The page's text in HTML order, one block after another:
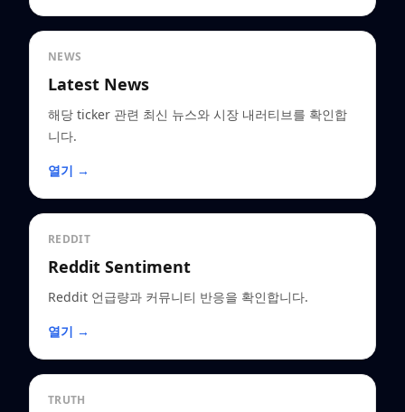
NEWS
Latest News
해당 ticker 관련 최신 뉴스와 시장 내러티브를 확인합
니다.
열기 →
REDDIT
Reddit Sentiment
Reddit 언급량과 커뮤니티 반응을 확인합니다.
열기 →
TRUTH